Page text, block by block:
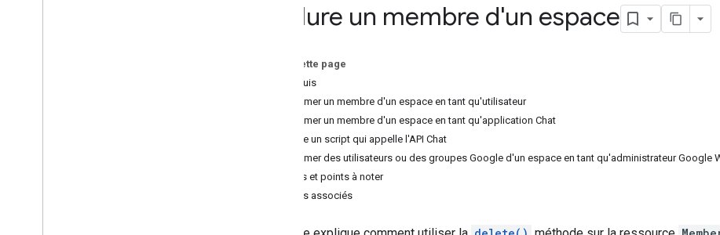
Exclure un membre d'un espace
Sur cette page
Prérequis
Supprimer un membre d'un espace en tant qu'utilisateur
Supprimer un membre d'un espace en tant qu'application Chat
Écrire un script qui appelle l'API Chat
Supprimer des utilisateurs ou des groupes Google d'un espace en tant qu'administrateur Google
Limites et points à noter
Articles associés